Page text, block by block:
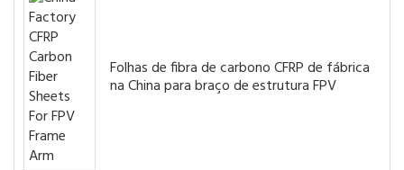
Folhas de fibra de carbono CFRP de fábrica
na China para braço de estrutura FPV